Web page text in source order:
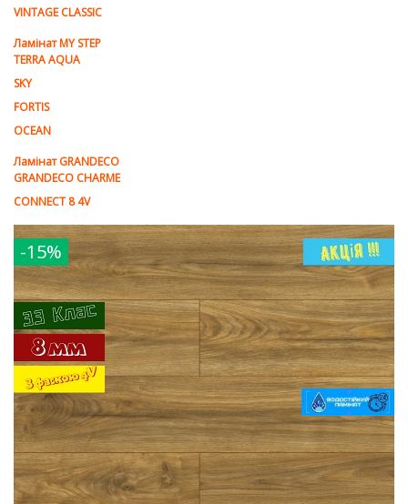
VINTAGE CLASSIC
Ламінат MY STEP
TERRA AQUA
SKY
FORTIS
OCEAN
Ламінат GRANDECO
GRANDECO CHARME
CONNECT 8 4V
-15%